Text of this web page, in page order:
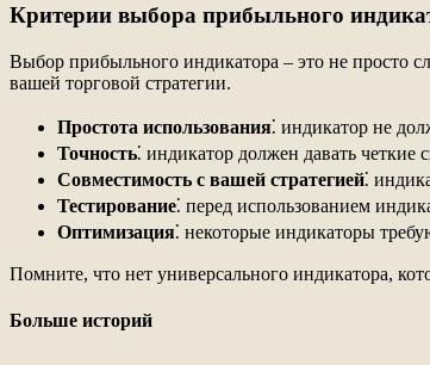
Критерии выбора прибыльного
Выбор прибыльного индикатора – это не просто
вашей торговой стратегии.
Простота использования⁚ индикатор не
Точность⁚ индикатор должен давать
Совместимость с вашей стратегией⁚
Тестирование⁚ перед использованием
Оптимизация⁚ некоторые индикаторы
Помните, что нет универсального индикатора,
Больше историй